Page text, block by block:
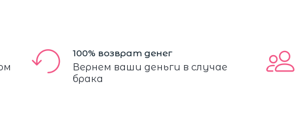
100% возврат денег
Вернем ваши деньги в случае
брака